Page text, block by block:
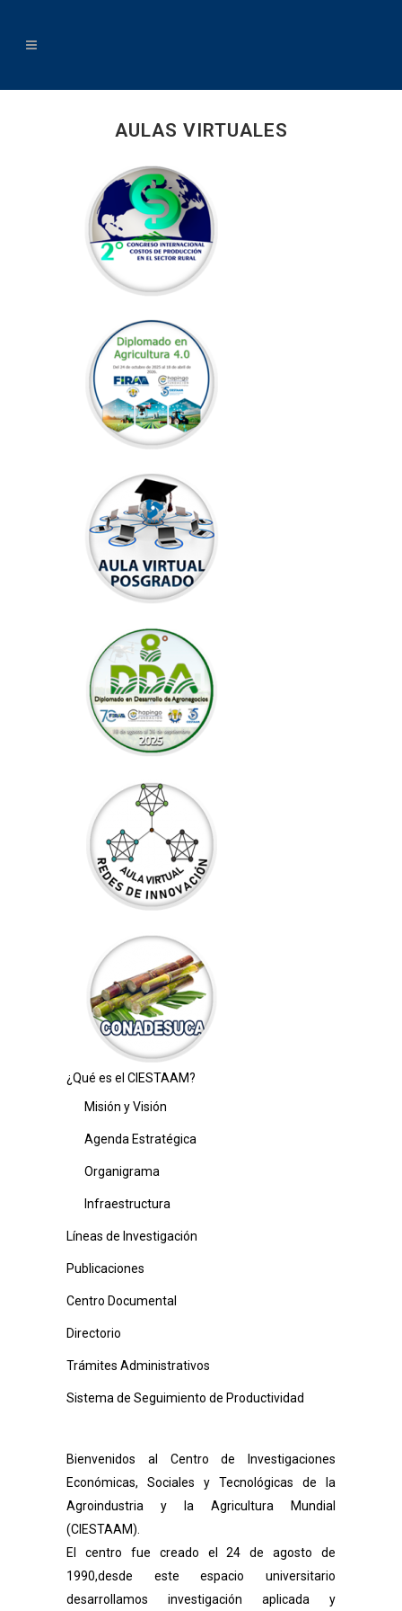
AULAS VIRTUALES
¿Qué es el CIESTAAM?
Misión y Visión
Agenda Estratégica
Organigrama
Infraestructura
Líneas de Investigación
Publicaciones
Centro Documental
Directorio
Trámites Administrativos
Sistema de Seguimiento de Productividad
Bienvenidos al Centro de Investigaciones
Económicas, Sociales y Tecnológicas de la
Agroindustria y la Agricultura Mundial
(CIESTAAM).
El centro fue creado el 24 de agosto de
1990,desde este espacio universitario
desarrollamos investigación aplicada y